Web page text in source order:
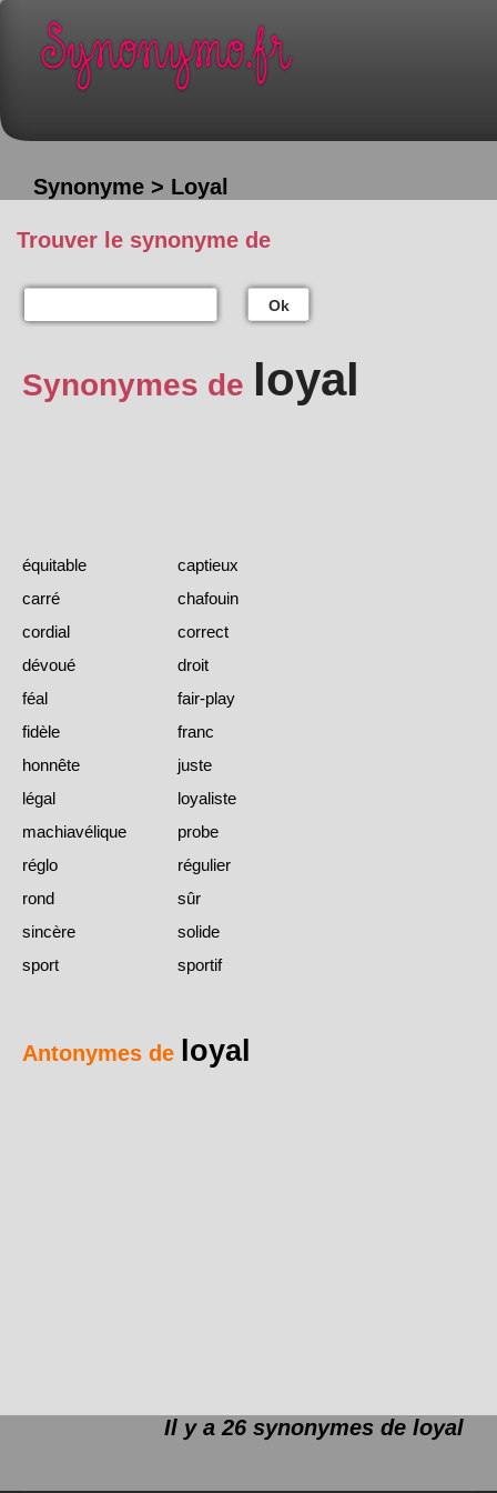
Synonyme > Loyal
Trouver le synonyme de
Ok
Synonymes de loyal
équitable
captieux
carré
chafouin
cordial
correct
dévoué
droit
féal
fair-play
fidèle
franc
honnête
juste
légal
loyaliste
machiavélique
probe
réglo
régulier
rond
sûr
sincère
solide
sport
sportif
Antonymes de loyal
Il y a 26 synonymes de loyal